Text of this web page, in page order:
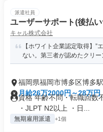
派遣社員
ユーザーサポート(後払
キャル株式会社
【ホワイト企業認定取得】”
ない。第三者が認めたクリー
福岡県福岡市博多区博多
月給26万2000円～28万円
資格 年齢不問・転職回数
・JLPT N2以上 ・日...
無期雇用派遣 +1個